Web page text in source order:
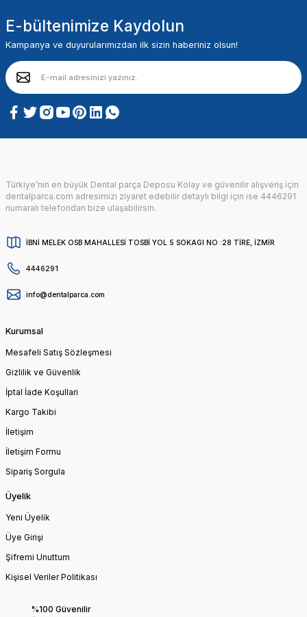
E-bültenimize Kaydolun
Kampanya ve duyurularımızdan ilk sizin haberiniz olsun!
Türkiye’nin en büyük Dental parça Deposu Kolay ve güvenilir alışveriş için
dentalparca.com adresimizi ziyaret edebilir detaylı bilgi için ise 4446291
numaralı telefondan bize ulaşabilirsin.
İBNİ MELEK OSB MAHALLESİ TOSBİ YOL 5 SOKAGI NO :28 TİRE, İZMİR
4446291
info@dentalparca.com
Kurumsal
Mesafeli Satış Sözleşmesi
Gizlilik ve Güvenlik
İptal İade Koşullari
Kargo Takibi
İletişim
İletişim Formu
Sipariş Sorgula
Üyelik
Yeni Üyelik
Üye Girişi
Şifremi Unuttum
Kişisel Veriler Politikası
%100 Güvenilir